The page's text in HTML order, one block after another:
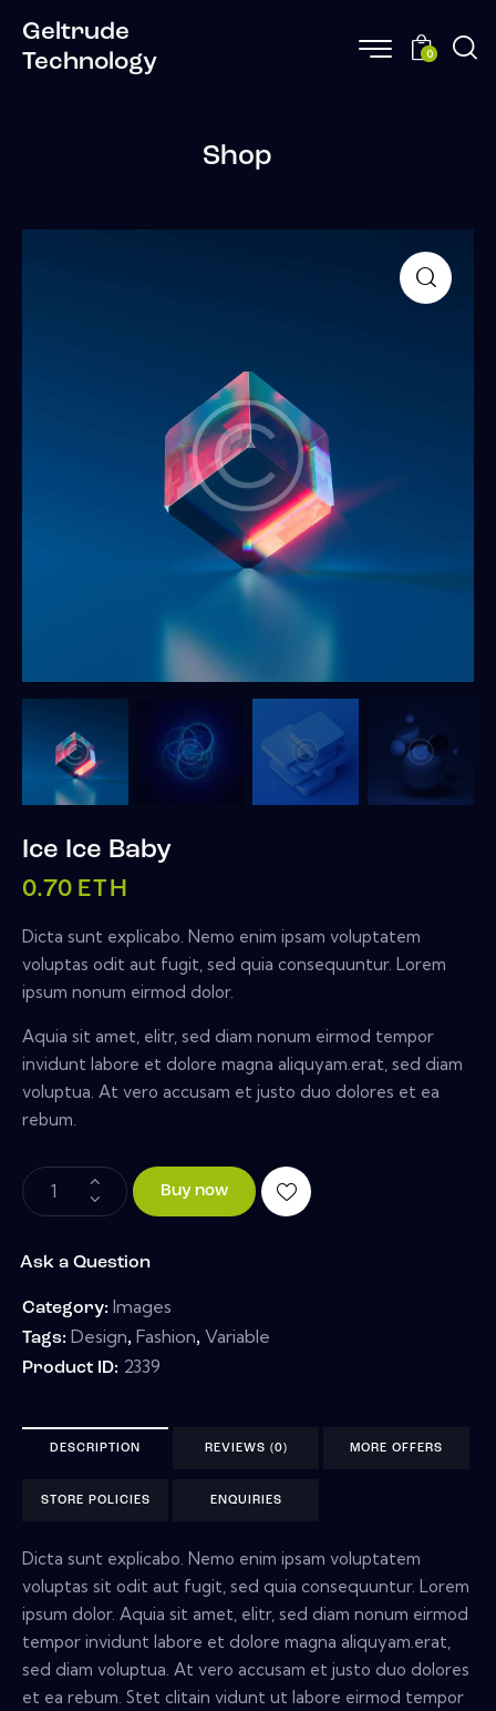
Geltrude
Technology
0
Shop
Ice Ice Baby
0.70 ETH
Dicta sunt explicabo. Nemo enim ipsam voluptatem
voluptas odit aut fugit, sed quia consequuntur. Lorem
ipsum nonum eirmod dolor.
Aquia sit amet, elitr, sed diam nonum eirmod tempor
invidunt labore et dolore magna aliquyam.erat, sed diam
voluptua. At vero accusam et justo duo dolores et ea
rebum.
Buy now
Ask a Question
Category: Images
Tags: Design, Fashion, Variable
Product ID: 2339
DESCRIPTION REVIEWS (0) MORE OFFERS
STORE POLICIES ENQUIRIES
Dicta sunt explicabo. Nemo enim ipsam voluptatem
voluptas sit odit aut fugit, sed quia consequuntur. Lorem
ipsum dolor. Aquia sit amet, elitr, sed diam nonum eirmod
tempor invidunt labore et dolore magna aliquyam.erat,
sed diam voluptua. At vero accusam et justo duo dolores
et ea rebum. Stet clitain vidunt ut labore eirmod tempor